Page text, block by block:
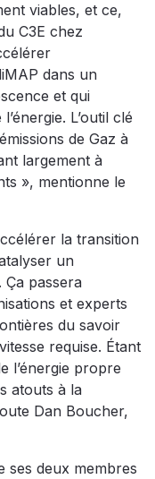
viables, et ce,
C3E chez
dans un
et qui
L’outil clé
de Gaz à
largement à
», mentionne le
la transition
un
Ça passera
et experts
du savoir
requise. Étant
l’énergie propre
atouts à la
Dan Boucher,
ses deux membres